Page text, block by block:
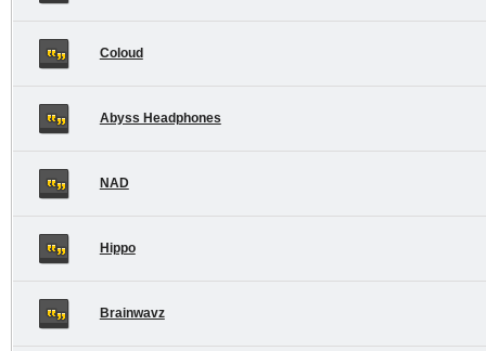
Coloud
Abyss Headphones
NAD
Hippo
Brainwavz